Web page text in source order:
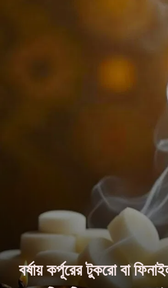
বর্ষায় কর্পূরের টুকরো বা